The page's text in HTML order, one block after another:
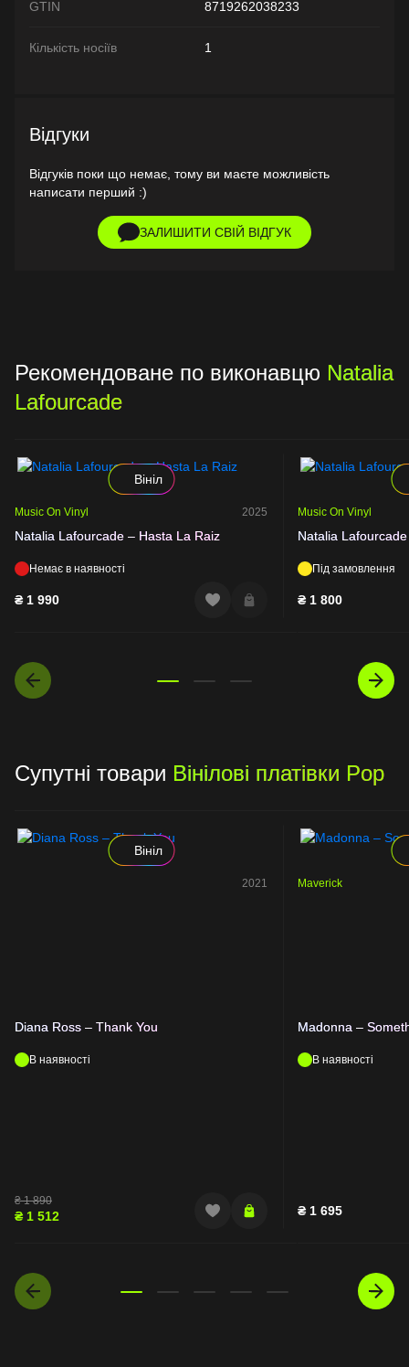
GTIN 8719262038233
Кількість носіїв 1
Відгуки
Відгуків поки що немає, тому ви маєте можливість
написати перший :)
ЗАЛИШИТИ СВІЙ ВІДГУК
Рекомендоване по виконавцю Natalia
Lafourcade
Вініл
Music On Vinyl 2025
Natalia Lafourcade – Hasta La Raiz
Немає в наявності
₴ 1 990
Music On Vinyl
Natalia
Під замовлення
₴ 1 800
Супутні товари Вінілові платівки Pop
Вініл
2021
Diana Ross – Thank You
В наявності
₴1 890
₴ 1 512
Maverick
Madonna –
В наявності
₴ 1 695